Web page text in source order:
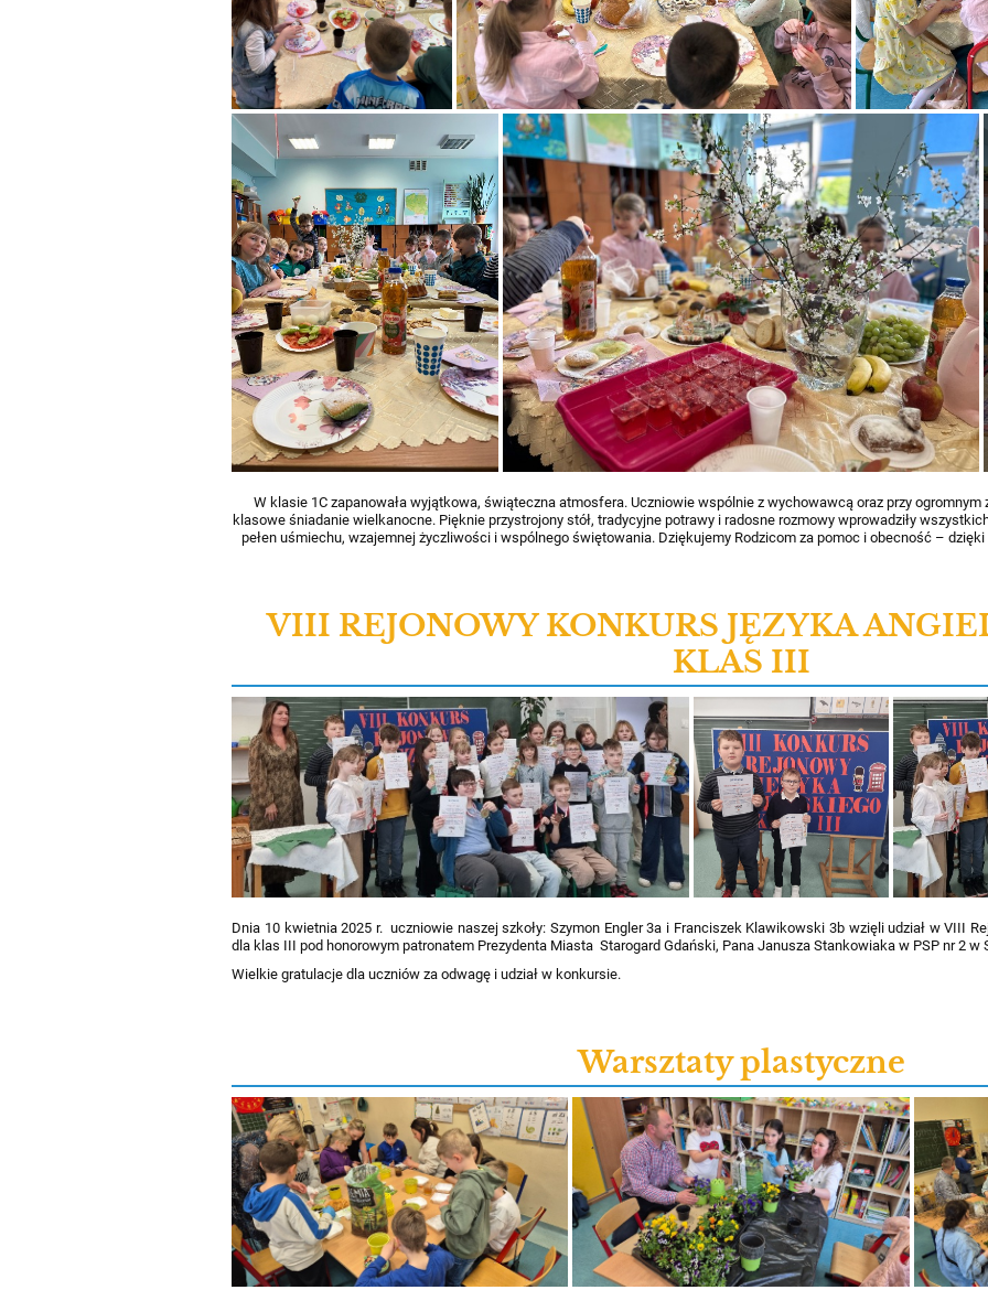
W klasie 1C zapanowała wyjątkowa, świąteczna atmosfera. Uczniowie wspólnie z wychowawcą oraz przy
klasowe śniadanie wielkanocne. Pięknie przystrojony stół, tradycyjne potrawy i radosne rozmowy wprowadziły
pełen uśmiechu, wzajemnej życzliwości i wspólnego świętowania. Dziękujemy Rodzicom za pomoc i obecność –
VIII REJONOWY KONKURS JĘZYKA
KLAS III
Dnia 10 kwietnia 2025 r. uczniowie naszej szkoły: Szymon Engler 3a i Franciszek Klawikowski 3b wzięli udział w VIII
dla klas III pod honorowym patronatem Prezydenta Miasta Starogard Gdański, Pana Janusza Stankowiaka w PSP nr 2 w
Wielkie gratulacje dla uczniów za odwagę i udział w konkursie.
Warsztaty plastyczne